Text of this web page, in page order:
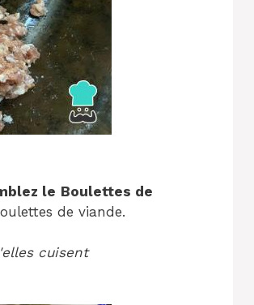
le Boulettes de
de viande.
cuisent